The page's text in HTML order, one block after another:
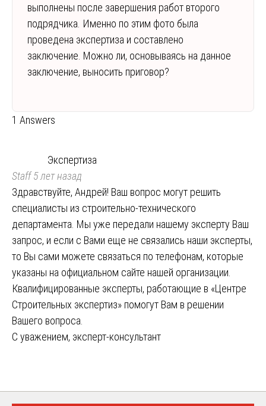
выполнены после завершения работ второго
подрядчика. Именно по этим фото была
проведена экспертиза и составлено
заключение. Можно ли, основываясь на данное
заключение, выносить приговор?
1 Answers
Экспертиза
Staff5 лет назад
Здравствуйте, Андрей! Ваш вопрос могут решить
специалисты из строительно-технического
департамента. Мы уже передали нашему эксперту Ваш
запрос, и если с Вами еще не связались наши эксперты,
то Вы сами можете связаться по телефонам, которые
указаны на официальном сайте нашей организации.
Квалифицированные эксперты, работающие в «Центре
Строительных экспертиз» помогут Вам в решении
Вашего вопроса.
С уважением, эксперт-консультант